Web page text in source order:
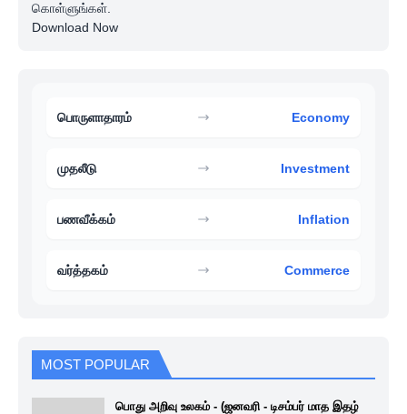
கொள்ளுங்கள்.
Download Now
பொருளாதாரம் Economy
முதலீடு Investment
பணவீக்கம் Inflation
வர்த்தகம் Commerce
MOST POPULAR
பொது அறிவு உலகம் - (ஜனவரி - டிசம்பர் மாத இதழ்